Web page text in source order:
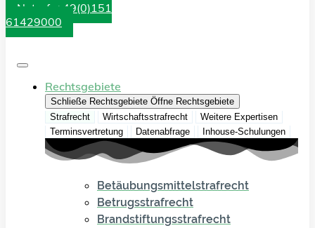
Notruf: +49(0)151
61429000
Rechtsgebiete
Schließe Rechtsgebiete Öffne Rechtsgebiete
Strafrecht
Wirtschaftsstrafrecht
Weitere Expertisen
Terminsvertretung
Datenabfrage Inhouse-Schulungen
Betäubungsmittelstrafrecht
Betrugsstrafrecht
Brandstiftungsstrafrecht